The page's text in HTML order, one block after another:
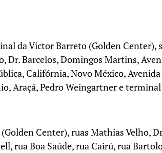
da Victor Barreto (Golden Center),
Dr. Barcelos, Domingos Martins,
Califórnia, Novo México, Avenida
Araçá, Pedro Weingartner e
Center), ruas Mathias Velho,
rua Boa Saúde, rua Cairú, rua